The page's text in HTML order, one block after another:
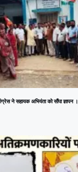
ने सहायक अभियंता को सौंपा ज्ञापन ।